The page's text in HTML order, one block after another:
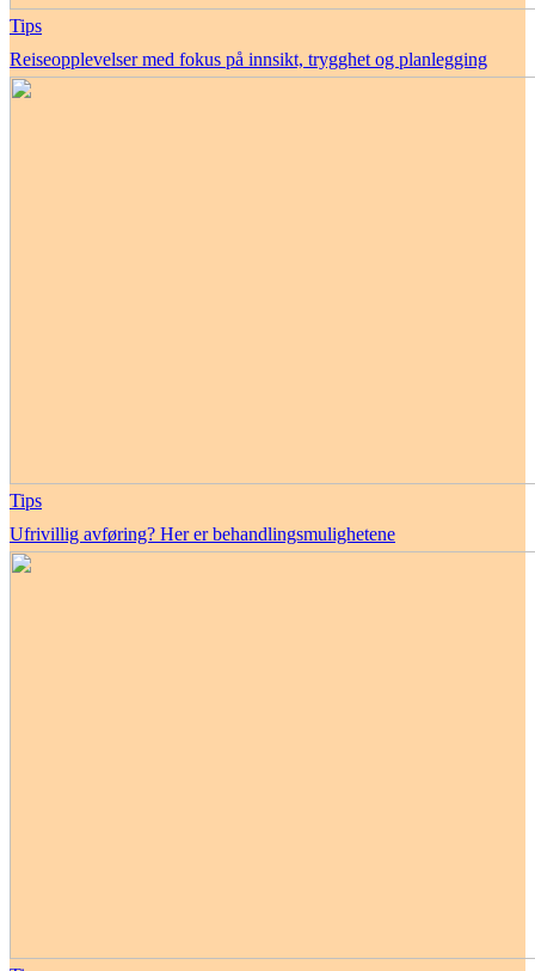
Tips
Reiseopplevelser med fokus på innsikt, trygghet og planlegging
Tips
Ufrivillig avføring? Her er behandlingsmulighetene